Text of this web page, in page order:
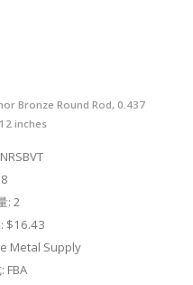
Bronze Round Rod, 0.437
inches
: 2
$16.43
Metal Supply
FBA